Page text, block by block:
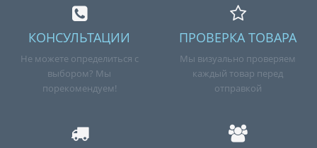
КОНСУЛЬТАЦИИ
Не можете определиться с
выбором? Мы
порекомендуем!
ПРОВЕРКА ТОВАРА
Мы визуально проверяем
каждый товар перед
отправкой